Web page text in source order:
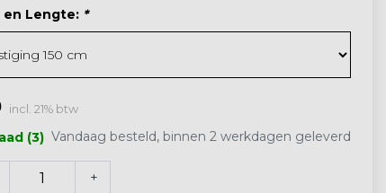
en Lengte: *
incl. 21% btw
(3) Vandaag besteld, binnen 2 werkdagen geleverd
+